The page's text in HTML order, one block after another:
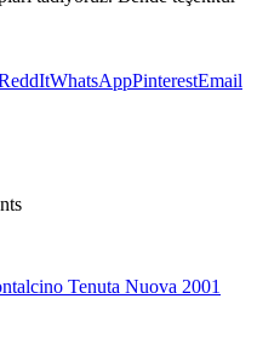
WhatsAppPinterestEmail
Tenuta Nuova 2001